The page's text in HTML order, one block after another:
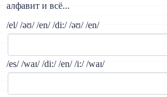
алфавит и всё...
/el/ /əʊ/ /en/ /di:/ /əʊ/ /en/
/es/ /waɪ/ /di:/ /en/ /i:/ /waɪ/